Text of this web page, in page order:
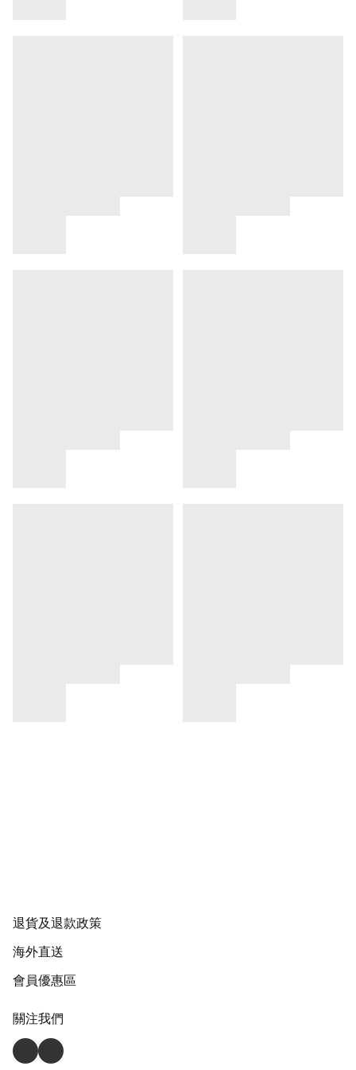
退貨及退款政策
海外直送
會員優惠區
關注我們